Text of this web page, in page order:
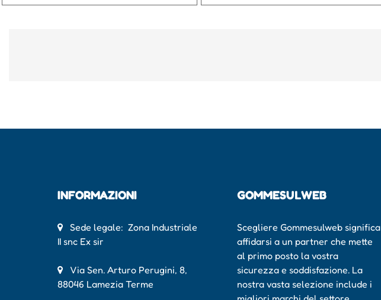
INFORMAZIONI
Sede legale: Zona Industriale
II snc Ex sir
Via Sen. Arturo Perugini, 8,
88046 Lamezia Terme
GOMMESULWEB
Scegliere Gommesulweb significa
affidarsi a un partner che mette
al primo posto la vostra
sicurezza e soddisfazione. La
nostra vasta selezione include i